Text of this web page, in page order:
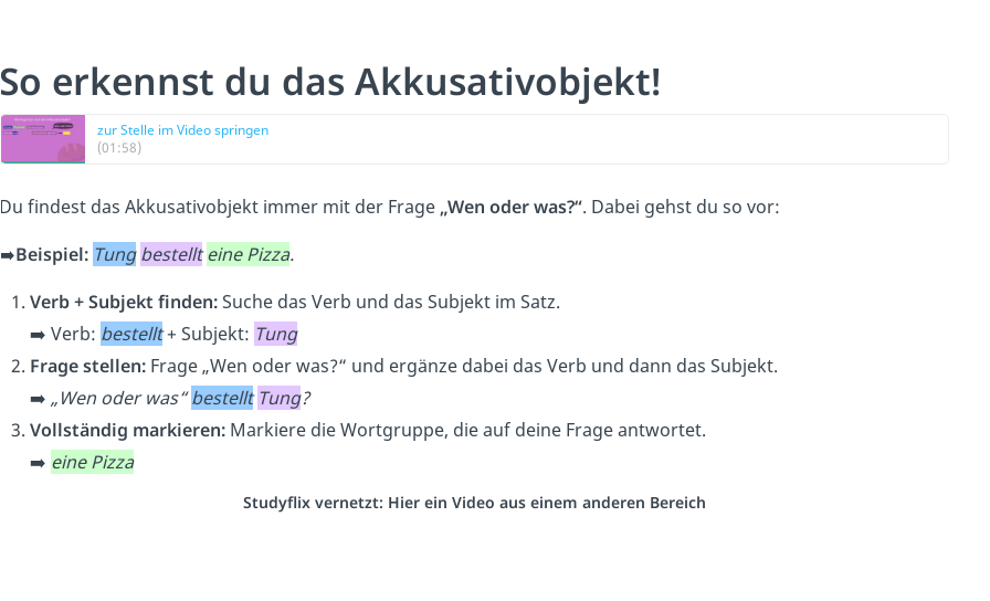
So erkennst du das Akkusativobjekt!
zur Stelle im Video springen
(01:58)
Du findest das Akkusativobjekt immer mit der Frage „Wen oder was?“. Dabei gehst du so vor:
➡️Beispiel: Tung bestellt eine Pizza.
Verb + Subjekt finden:Suche das Verb und das Subjekt im Satz.
➡️ Verb: bestellt+ Subjekt: Tung
Frage stellen: Frage „Wen oder was?“ und ergänze dabei das Verb und dann das Subjekt.
➡️ „Wen oder was“bestellt Tung?
Vollständig markieren: Markiere die Wortgruppe, die auf deine Frage antwortet.
➡️ eine Pizza
Studyflix vernetzt: Hier ein Video aus einem anderen Bereich